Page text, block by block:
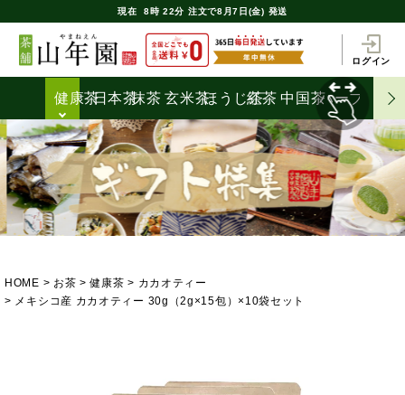
現在 8時 22分 注文で8月7日(金) 発送
ログイン
健康茶日本茶抹茶 玄米茶ほうじ茶
紅茶 中国茶ハーブティ
HOME お茶 健康茶
カカオティー
メキシコ産 カカオティー 30g（2g×15包）×10袋セット